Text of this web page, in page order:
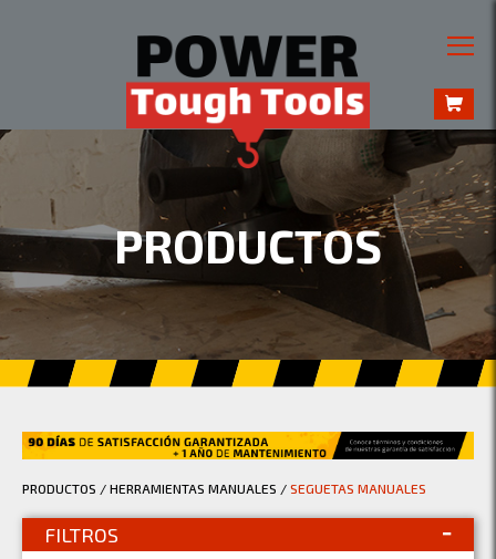
PRODUCTOS
PRODUCTOS / HERRAMIENTAS MANUALES / SEGUETAS MANUALES
FILTROS